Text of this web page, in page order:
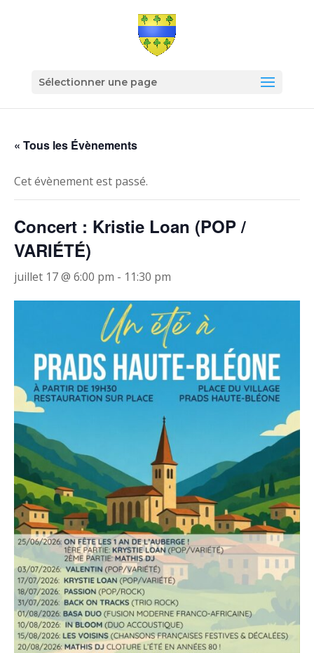
Sélectionner une page
« Tous les Évènements
Cet évènement est passé.
Concert : Kristie Loan (POP /
VARIÉTÉ)
juillet 17 @ 6:00 pm - 11:30 pm